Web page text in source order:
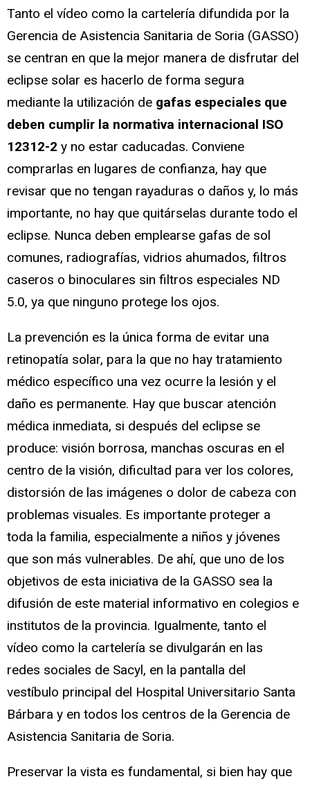
Tanto el vídeo como la cartelería difundida por la
Gerencia de Asistencia Sanitaria de Soria (GASSO)
se centran en que la mejor manera de disfrutar del
eclipse solar es hacerlo de forma segura
mediante la utilización de gafas especiales que
deben cumplir la normativa internacional ISO
12312-2 y no estar caducadas. Conviene
comprarlas en lugares de confianza, hay que
revisar que no tengan rayaduras o daños y, lo más
importante, no hay que quitárselas durante todo el
eclipse. Nunca deben emplearse gafas de sol
comunes, radiografías, vidrios ahumados, filtros
caseros o binoculares sin filtros especiales ND
5.0, ya que ninguno protege los ojos.
La prevención es la única forma de evitar una
retinopatía solar, para la que no hay tratamiento
médico específico una vez ocurre la lesión y el
daño es permanente. Hay que buscar atención
médica inmediata, si después del eclipse se
produce: visión borrosa, manchas oscuras en el
centro de la visión, dificultad para ver los colores,
distorsión de las imágenes o dolor de cabeza con
problemas visuales. Es importante proteger a
toda la familia, especialmente a niños y jóvenes
que son más vulnerables. De ahí, que uno de los
objetivos de esta iniciativa de la GASSO sea la
difusión de este material informativo en colegios e
institutos de la provincia. Igualmente, tanto el
vídeo como la cartelería se divulgarán en las
redes sociales de Sacyl, en la pantalla del
vestíbulo principal del Hospital Universitario Santa
Bárbara y en todos los centros de la Gerencia de
Asistencia Sanitaria de Soria.
Preservar la vista es fundamental, si bien hay que